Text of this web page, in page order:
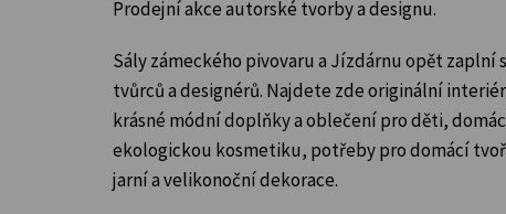
Prodejní akce autorské tvorby a designu.
Sály zámeckého pivovaru a Jízdárnu opět zaplní
tvůrců a designérů. Najdete zde originální
krásné módní doplňky a oblečení pro děti,
ekologickou kosmetiku, potřeby pro domácí
jarní a velikonoční dekorace.